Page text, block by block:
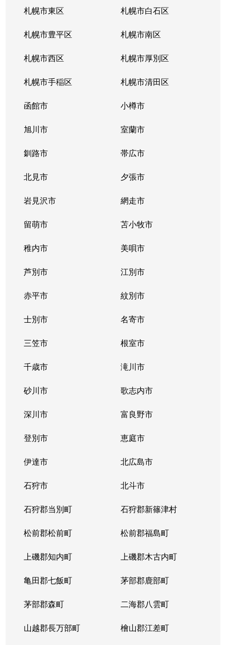
札幌市東区 札幌市白石区
札幌市豊平区 札幌市南区
札幌市西区 札幌市厚別区
札幌市手稲区 札幌市清田区
函館市 小樽市
旭川市 室蘭市
釧路市 帯広市
北見市 夕張市
岩見沢市 網走市
留萌市 苫小牧市
稚内市 美唄市
芦別市 江別市
赤平市 紋別市
士別市 名寄市
三笠市 根室市
千歳市 滝川市
砂川市 歌志内市
深川市 富良野市
登別市 恵庭市
伊達市 北広島市
石狩市 北斗市
石狩郡当別町 石狩郡新篠津村
松前郡松前町 松前郡福島町
上磯郡知内町 上磯郡木古内町
亀田郡七飯町 茅部郡鹿部町
茅部郡森町 二海郡八雲町
山越郡長万部町 檜山郡江差町